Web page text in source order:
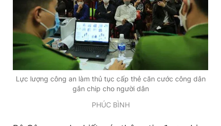
Giấy phép xuất bản số 110/GP - BTTTT cấp ngày 24.3.2020
© 2003-2026 Bản quyền thuộc về Báo Thanh Niên. Cấm sao
chép dưới mọi hình thức nếu không có sự chấp thuận bằng văn
bản. Phát triển bởi ePi Technologies, JSC.
Lực lượng công an làm thủ tục cấp thẻ căn cước công dân
gắn chip cho người dân
PHÚC BÌNH